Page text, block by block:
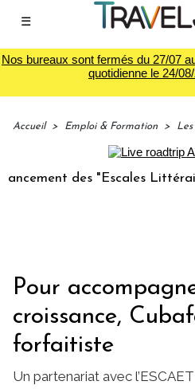
☰
Nos bureaux sont fermés du 27/07
quotidienne le 24/
Accueil > Emploi & Formation >
des "Escales Littéraires", la
Pour
croissance,
forfaitiste
Un partenariat avec